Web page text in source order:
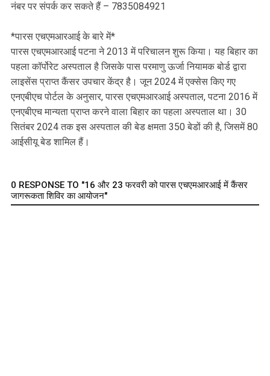
नंबर पर संपर्क कर सकते हैं – 7835084921
*पारस एचएमआरआई के बारे में*
पारस एचएमआरआई पटना ने 2013 में परिचालन शुरू किया। यह बिहार का
पहला कॉर्पोरेट अस्पताल है जिसके पास परमाणु ऊर्जा नियामक बोर्ड द्वारा
लाइसेंस प्राप्त कैंसर उपचार केंद्र है। जून 2024 में एक्सेस किए गए
एनएबीएच पोर्टल के अनुसार, पारस एचएमआरआई अस्पताल, पटना 2016 में
एनएबीएच मान्यता प्राप्त करने वाला बिहार का पहला अस्पताल था। 30
सितंबर 2024 तक इस अस्पताल की बेड क्षमता 350 बेडों की है, जिसमें 80
आईसीयू बेड शामिल हैं।
0 RESPONSE TO "16 और 23 फरवरी को पारस एचएमआरआई में कैंसर
जागरूकता शिविर का आयोजन"